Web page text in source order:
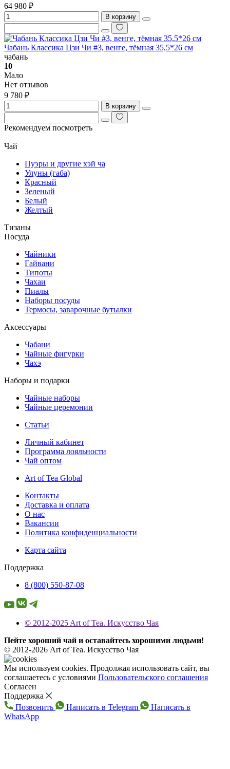
64 980 ₽
В корзину
Чабань Классика Цзи Чи #3, венге, тёмная 35,5*26 см
чабань
10
Мало
Нет отзывов
9 780 ₽
В корзину
Рекомендуем посмотреть
Чай
Пуэры и другие хэй ча
Улуны (габа)
Красный
Зеленый
Белый
Желтый
Тизаны
Посуда
Чайники
Гайвани
Типоты
Чахаи
Пиалы
Наборы посуды
Термосы, заварочные бутылки
Аксессуары
Чабани
Чайные фигурки
Чахэ
Наборы и подарки
Чайные наборы
Чайные церемонии
Статьи
Личный кабинет
Программа лояльности
Чай оптом
Art of Tea Global
Контакты
Доставка и оплата
О нас
Вакансии
Политика конфиденциальности
Карта сайта
Поддержка
8 (800) 550-87-08
© 2012-2025 Art of Tea. Искусство Чая
Пейте хороший чай и оставайтесь хорошими людьми!
© 2012-2026 Art of Tea. Искусство Чая
Мы используем cookies. Продолжая использовать сайт, вы
соглашаетесь с условиями Пользовательского соглашения
Согласен
Поддержка
Позвонить
Написать в Telegram
Написать в
WhatsApp